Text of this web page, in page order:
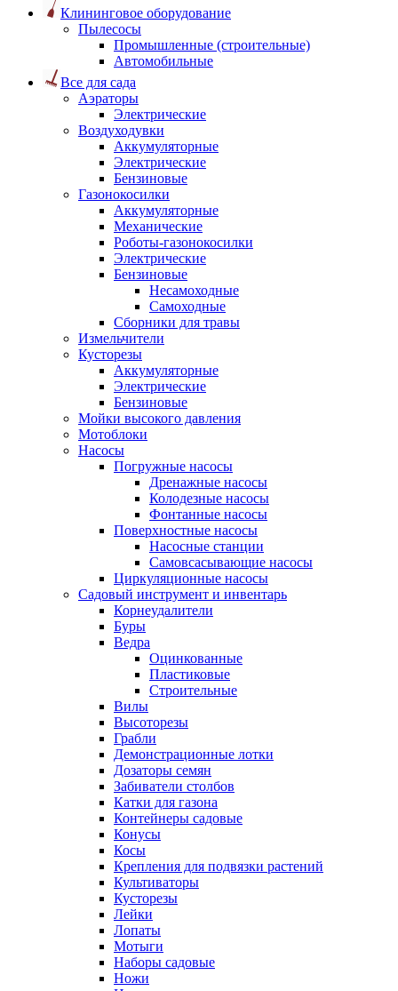
Клининговое оборудование
Пылесосы
Промышленные (строительные)
Автомобильные
Все для сада
Аэраторы
Электрические
Воздуходувки
Аккумуляторные
Электрические
Бензиновые
Газонокосилки
Аккумуляторные
Механические
Роботы-газонокосилки
Электрические
Бензиновые
Несамоходные
Самоходные
Сборники для травы
Измельчители
Кусторезы
Аккумуляторные
Электрические
Бензиновые
Мойки высокого давления
Мотоблоки
Насосы
Погружные насосы
Дренажные насосы
Колодезные насосы
Фонтанные насосы
Поверхностные насосы
Насосные станции
Самовсасывающие насосы
Циркуляционные насосы
Садовый инструмент и инвентарь
Корнеудалители
Буры
Ведра
Оцинкованные
Пластиковые
Строительные
Вилы
Высоторезы
Грабли
Демонстрационные лотки
Дозаторы семян
Забиватели столбов
Катки для газона
Контейнеры садовые
Конусы
Косы
Крепления для подвязки растений
Культиваторы
Кусторезы
Лейки
Лопаты
Мотыги
Наборы садовые
Ножи